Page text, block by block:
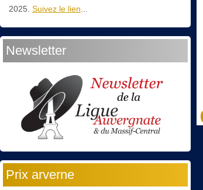
2025. Suivez le lien
Newsletter
Prix arverne